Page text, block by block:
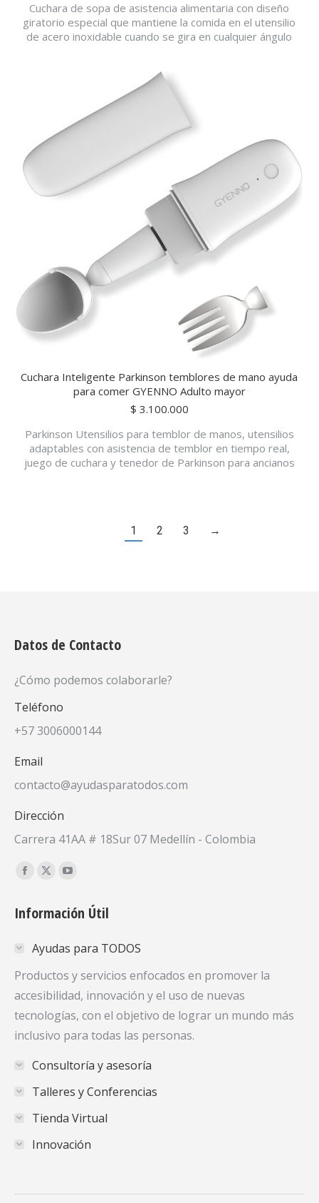
Cuchara de sopa de asistencia alimentaria con diseño
giratorio especial que mantiene la comida en el utensilio
de acero inoxidable cuando se gira en cualquier ángulo
Cuchara Inteligente Parkinson temblores de mano ayuda
para comer GYENNO Adulto mayor
$ 3.100.000
Parkinson Utensilios para temblor de manos, utensilios
adaptables con asistencia de temblor en tiempo real,
juego de cuchara y tenedor de Parkinson para ancianos
1 2 3 →
Datos de Contacto
¿Cómo podemos colaborarle?
Teléfono
+57 3006000144
Email
contacto@ayudasparatodos.com
Dirección
Carrera 41AA # 18Sur 07 Medellín - Colombia
Encuéntranos en:
Facebook
opens
new
window
X
opens
new
window
YouTube
opens
new
window
Información Útil
Ayudas para TODOS
Productos y servicios enfocados en promover la
accesibilidad, innovación y el uso de nuevas
tecnologías, con el objetivo de lograr un mundo más
inclusivo para todas las personas.
Consultoría y asesoría
Talleres y Conferencias
Tienda Virtual
Innovación